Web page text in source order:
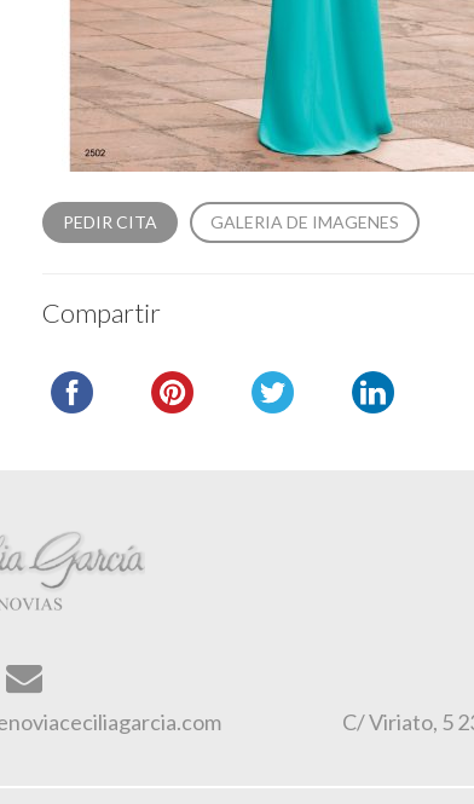
PEDIR CITA GALERIA DE IMAGENES
Compartir
C/ Viriato, 5